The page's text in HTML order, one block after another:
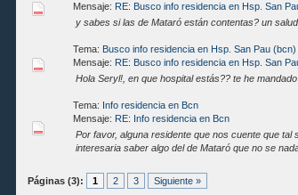
Mensaje: RE: Busco info residencia en Hsp. San
y sabes si las de Mataró están contentas? un
Tema: Busco info residencia en Hsp. San Pau (bcn)
Mensaje: RE: Busco info residencia en Hsp. San
Hola Seryl!, en que hospital estás?? te he
Tema: Info residencia en Bcn
Mensaje: RE: Info residencia en Bcn
Por favor, alguna residente que nos cuente que
interesaria saber algo del de Mataró que no se
Páginas (3): 1 2 3 Siguiente »